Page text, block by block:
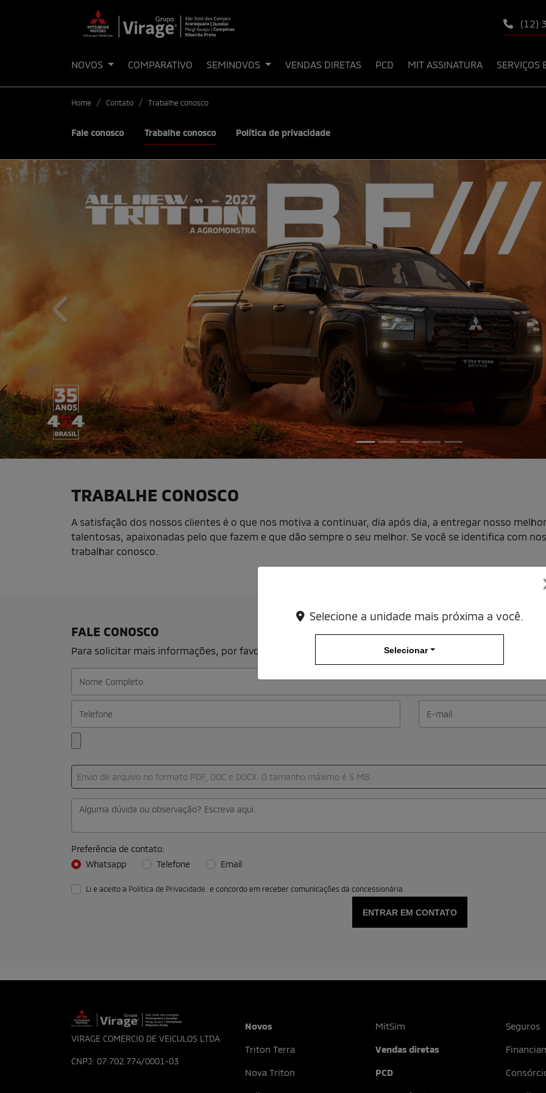
(12)
NOVOS COMPARATIVO SEMINOVOS VENDAS DIRETAS PCD MIT ASSINATURA SERVIÇOS
Home Contato Trabalhe conosco
Fale conosco Trabalhe conosco Política de privacidade
TRABALHE CONOSCO
A satisfação dos nossos clientes é o que nos motiva a continuar, dia após dia, a entregar nosso
talentosas, apaixonadas pelo que fazem e que dão sempre o seu melhor. Se você se identifica com
Selecione a unidade mais próxima a você.
Selecionar